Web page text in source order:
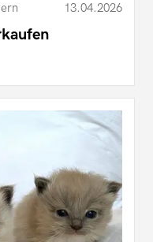
13.04.2026